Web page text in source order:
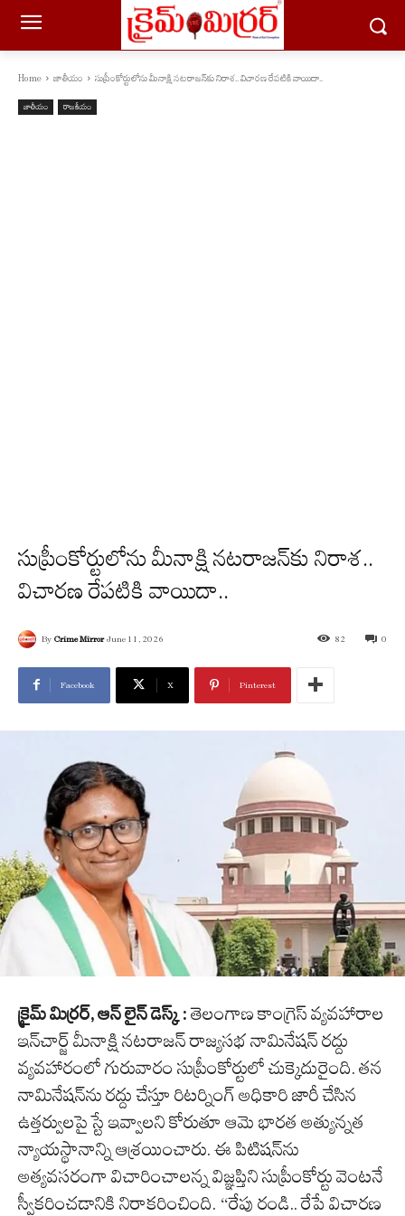
Home జాతీయం సుప్రీంకోర్టులోను మీనాక్షి నటరాజన్‌కు నిరాశ.. విచారణ రేపటికి వాయిదా..
జాతీయం రాజకీయం
సుప్రీంకోర్టులోను మీనాక్షి నటరాజన్‌కు నిరాశ..
విచారణ రేపటికి వాయిదా..
By Crime Mirror June 11, 2026 0
82
Facebook X Pinterest
క్రైమ్ మిర్రర్, ఆన్ లైన్ డెస్క్ :తెలంగాణ కాంగ్రెస్ వ్యవహారాల
ఇన్‌చార్జ్ మీనాక్షి నటరాజన్‌ రాజ్యసభ నామినేషన్ రద్దు
వ్యవహారంలో గురువారం సుప్రీంకోర్టులో చుక్కెదురైంది. తన
నామినేషన్‌ను రద్దు చేస్తూ రిటర్నింగ్ అధికారి జారీ చేసిన
ఉత్తర్వులపై స్టే ఇవ్వాలని కోరుతూ ఆమె భారత అత్యున్నత
న్యాయస్థానాన్ని ఆశ్రయించారు. ఈ పిటిషన్‌ను
అత్యవసరంగా విచారించాలన్న విజ్ఞప్తిని సుప్రీంకోర్టు వెంటనే
స్వీకరించడానికి నిరాకరించింది. “రేపు రండి.. రేపే విచారణ